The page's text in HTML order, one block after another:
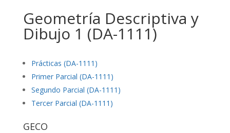
Geometría Descriptiva y
Dibujo 1 (DA-1111)
Prácticas (DA-1111)
Primer Parcial (DA-1111)
Segundo Parcial (DA-1111)
Tercer Parcial (DA-1111)
GECO